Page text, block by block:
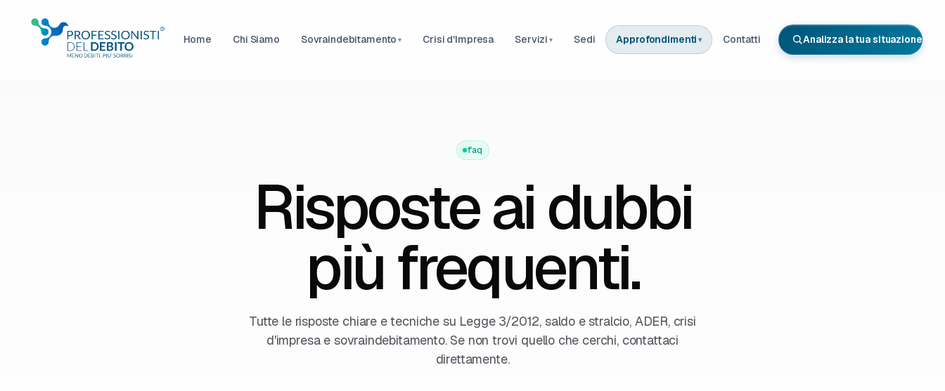
Home Chi Siamo Sovraindebitamento ▾ Crisi d'Impresa Servizi ▾ Sedi Approfondimenti ▾ Contatti Analizza la tua situazione
faq
Risposte ai dubbi
più frequenti.
Tutte le risposte chiare e tecniche su Legge 3/2012, saldo e stralcio, ADER, crisi
d'impresa e sovraindebitamento. Se non trovi quello che cerchi, contattaci
direttamente.